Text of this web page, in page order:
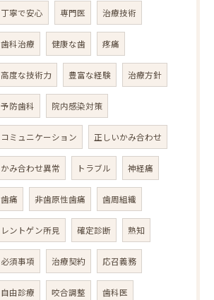
丁寧で安心 専門医 治療技術
歯科治療 健康な歯 疼痛
高度な技術力 豊富な経験 治療方針
予防歯科 院内感染対策
コミュニケーション 正しいかみ合わせ
かみ合わせ異常 トラブル 神経痛
歯痛 非歯原性歯痛 歯周組織
レントゲン所見 確定診断 熟知
必須事項 治療契約 応召義務
自由診療 咬合調整 歯科医